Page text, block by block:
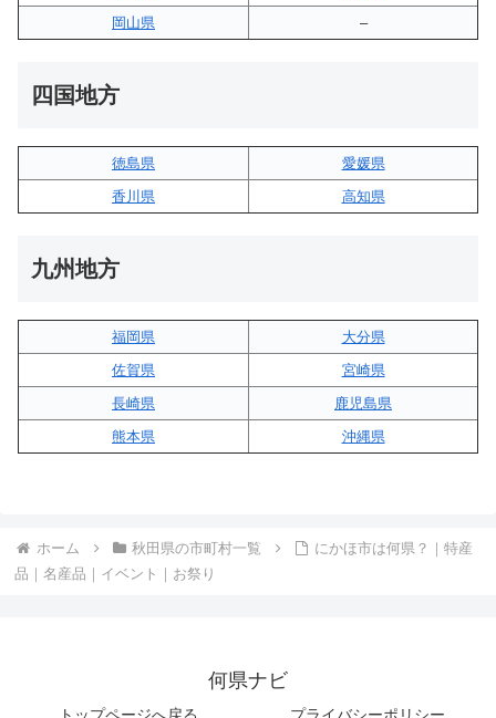
岡山県
–
四国地方
徳島県
愛媛県
香川県
高知県
九州地方
福岡県
大分県
佐賀県
宮崎県
長崎県
鹿児島県
熊本県
沖縄県
ホーム 秋田県の市町村一覧
にかほ市は何県？｜特産
品｜名産品｜イベント｜お祭り
何県ナビ